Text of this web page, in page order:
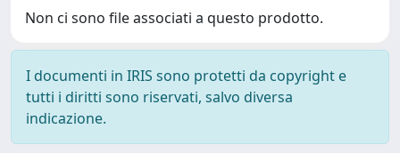
Non ci sono file associati a questo prodotto.
I documenti in IRIS sono protetti da copyright e
tutti i diritti sono riservati, salvo diversa
indicazione.